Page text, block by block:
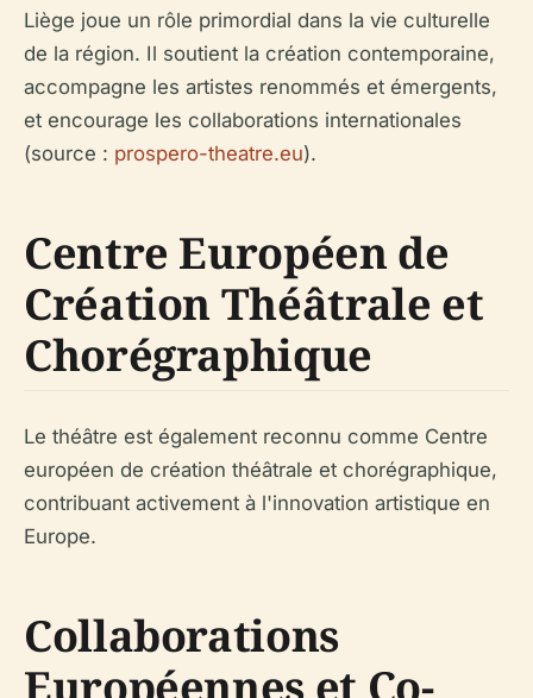
Liège joue un rôle primordial dans la vie culturelle
de la région. Il soutient la création contemporaine,
accompagne les artistes renommés et émergents,
et encourage les collaborations internationales
(source : prospero-theatre.eu).
Centre Européen de
Création Théâtrale et
Chorégraphique
Le théâtre est également reconnu comme Centre
européen de création théâtrale et chorégraphique,
contribuant activement à l'innovation artistique en
Europe.
Collaborations